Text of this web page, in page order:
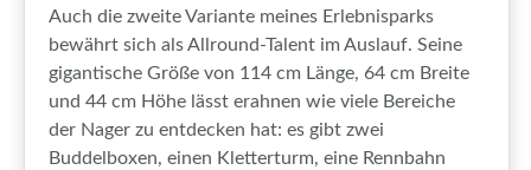
Auch die zweite Variante meines Erlebnisparks
bewährt sich als Allround-Talent im Auslauf. Seine
gigantische Größe von 114 cm Länge, 64 cm Breite
und 44 cm Höhe lässt erahnen wie viele Bereiche
der Nager zu entdecken hat: es gibt zwei
Buddelboxen, einen Kletterturm, eine Rennbahn